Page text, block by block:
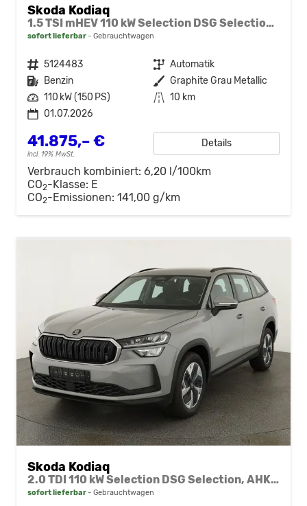
Skoda Kodiaq
1.5 TSI mHEV 110 kW Selection DSG Selection, 7-Sitzer, AHK, Navi, Side, Kamera, Winter, 4 J.- Garantie
sofort lieferbar Gebrauchtwagen
Fahrzeugnr. 5124483 Getriebe Automatik
Kraftstoff Benzin Außenfarbe Graphite Grau Metallic
Leistung 110 kW (150 PS) Kilometerstand 10 km
01.07.2026
41.875,– €
incl. 19% MwSt.
Details
Verbrauch kombiniert: 6,20 l/100km
CO2-Klasse: E
CO2-Emissionen: 141,00 g/km
Skoda Kodiaq
2.0 TDI 110 kW Selection DSG Selection, AHK, Navi, Side, Kamera, Winter, 4 J.-Garantie
sofort lieferbar Gebrauchtwagen